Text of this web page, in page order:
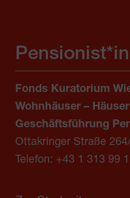
Fonds Kuratorium
Wohnhäuser –
Geschäftsführung
Ottakringer Straße
Telefon: +43 1 313 99